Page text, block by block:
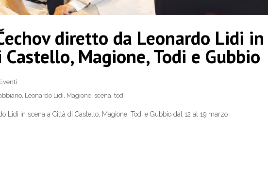
diretto da Leonardo Lidi in
Magione, Todi e Gubbio
Eventi
Leonardo Lidi Magione scena todi
Lidi in scena a Città di Castello, Magione, Todi e Gubbio dal 12 al 19 marzo